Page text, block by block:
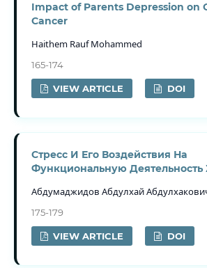
Impact of Parents Depression on
Cancer
Haithem Rauf Mohammed
165-174
VIEW ARTICLE DOI
Стресс И Его Воздействия На
Функциональную
Абдумаджидов Абдулхай
175-179
VIEW ARTICLE DOI